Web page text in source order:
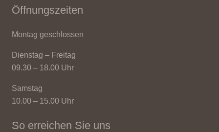
Öffnungszeiten
Montag geschlossen
Dienstag – Freitag
09.30 – 18.00 Uhr
Samstag
10.00 – 15.00 Uhr
So erreichen Sie uns